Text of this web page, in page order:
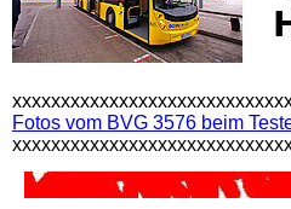
Fotos vom BVG 3576 beim